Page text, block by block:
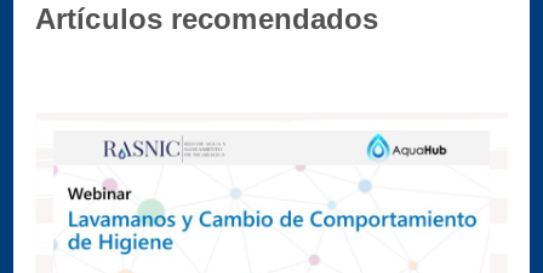
Artículos recomendados